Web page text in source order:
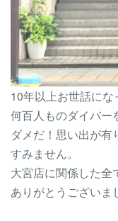
10年以上お世話にな
何百人ものダイバー
ダメだ！思い出が有
すみません。
大宮店に関係した全
ありがとうございま